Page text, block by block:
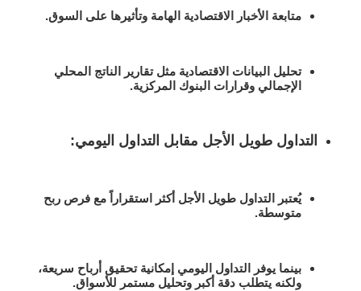
متابعة الأخبار الاقتصادية الهامة وتأثيرها على السوق.
تحليل البيانات الاقتصادية مثل تقارير الناتج المحلي
الإجمالي وقرارات البنوك المركزية.
التداول طويل الأجل مقابل التداول اليومي:
يُعتبر التداول طويل الأجل أكثر استقراراً مع فرص ربح
متوسطة.
بينما يوفر التداول اليومي إمكانية تحقيق أرباح سريعة،
ولكنه يتطلب دقة أكبر وتحليل مستمر للأسواق.